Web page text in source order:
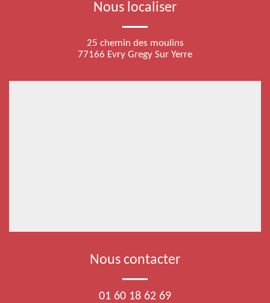
Nous localiser
25 chemin des moulins
77166 Evry Gregy Sur Yerre
Nous contacter
01 60 18 62 69